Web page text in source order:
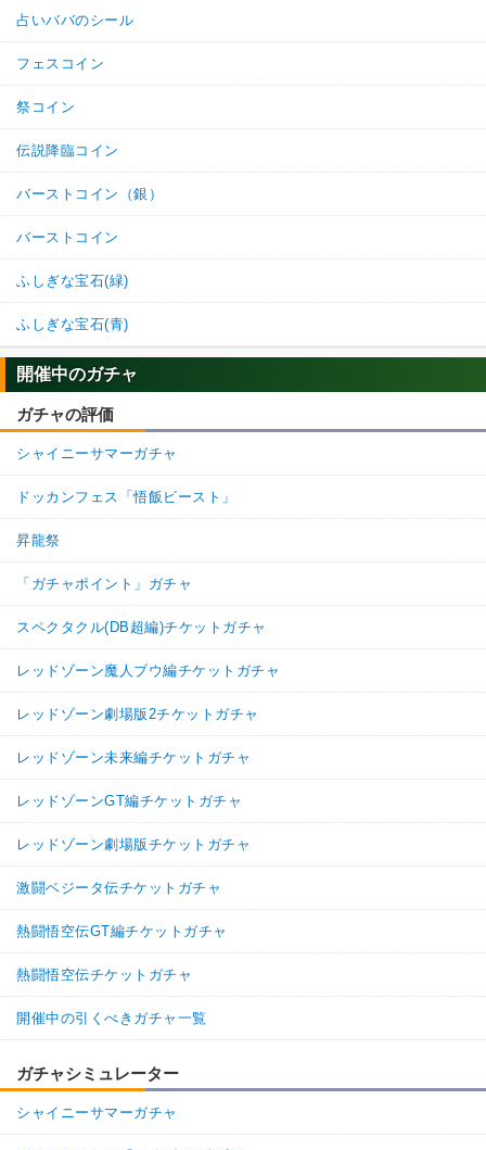
占いババのシール
フェスコイン
祭コイン
伝説降臨コイン
バーストコイン（銀）
バーストコイン
ふしぎな宝石(緑)
ふしぎな宝石(青)
開催中のガチャ
ガチャの評価
シャイニーサマーガチャ
ドッカンフェス「悟飯ビースト」
昇龍祭
「ガチャポイント」ガチャ
スペクタクル(DB超編)チケットガチャ
レッドゾーン魔人ブウ編チケットガチャ
レッドゾーン劇場版2チケットガチャ
レッドゾーン未来編チケットガチャ
レッドゾーンGT編チケットガチャ
レッドゾーン劇場版チケットガチャ
激闘ベジータ伝チケットガチャ
熱闘悟空伝GT編チケットガチャ
熱闘悟空伝チケットガチャ
開催中の引くべきガチャ一覧
ガチャシミュレーター
シャイニーサマーガチャ